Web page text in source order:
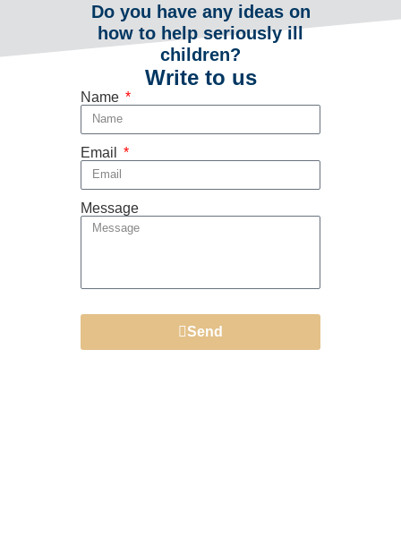
Do you have any ideas on
how to help seriously ill
children?
Write to us
Name
Email
Message
Send